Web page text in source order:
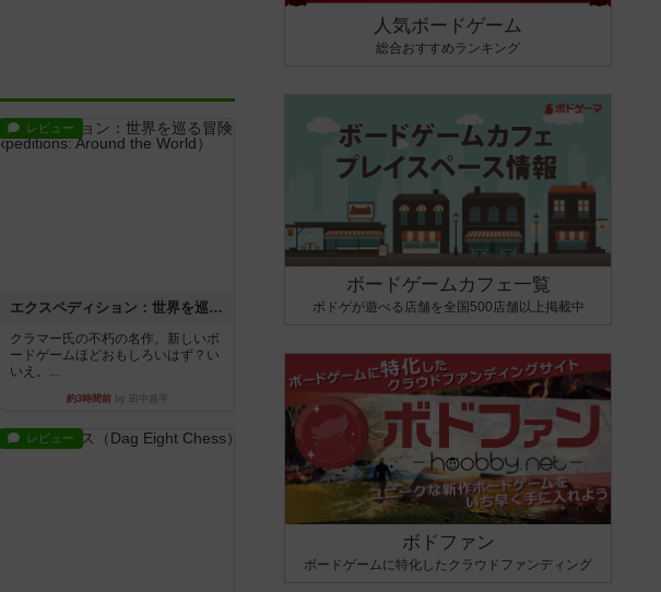
レビュー
エクスペディション：世界を巡る冒険
クラマー氏の不朽の名作。新しいボ
ードゲームほどおもしろいはず？い
いえ。...
約3時間前by 田中昌平
レビュー
人気ボードゲーム
総合おすすめランキング
ボードゲームカフェ一覧
ボドゲが遊べる店舗を全国500店舗以上掲載中
ボドファン
ボードゲームに特化したクラウドファンディング